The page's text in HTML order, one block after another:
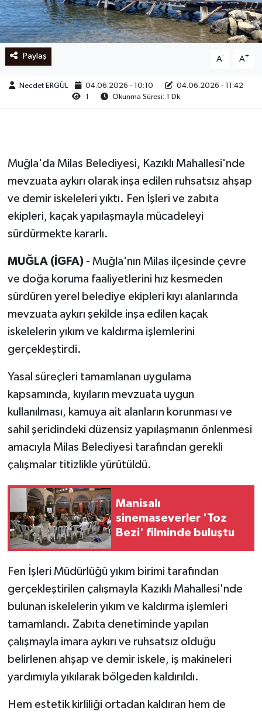
Paylaş A- A+
Necdet ERGÜL 04.06.2026 - 10:10
04.06.2026 - 11:42
1
Okunma Süresi: 1 Dk
Muğla'da Milas Belediyesi, Kazıklı Mahallesi'nde
mevzuata aykırı olarak inşa edilen ruhsatsız ahşap
ve demir iskeleleri yıktı. Fen İşleri ve zabıta
ekipleri, kaçak yapılaşmayla mücadeleyi
sürdürmekte kararlı.
MUĞLA (İGFA) - Muğla'nın Milas ilçesinde çevre
ve doğa koruma faaliyetlerini hız kesmeden
sürdüren yerel belediye ekipleri kıyı alanlarında
mevzuata aykırı şekilde inşa edilen kaçak
iskelelerin yıkım ve kaldırma işlemlerini
gerçekleştirdi.
Yasal süreçleri tamamlanan uygulama
kapsamında, kıyıların mevzuata uygun
kullanılması, kamuya ait alanların korunması ve
sahil şeridindeki düzensiz yapılaşmanın önlenmesi
amacıyla Milas Belediyesi tarafından gerekli
çalışmalar titizlikle yürütüldü.
Manisalı
sinemaseverler 'Toz
Bezi' filminde buluştu
Fen İşleri Müdürlüğü yıkım birimi tarafından
gerçekleştirilen çalışmayla Kazıklı Mahallesi'nde
bulunan iskelelerin yıkım ve kaldırma işlemleri
tamamlandı. Zabıta denetiminde yapılan
çalışmayla imara aykırı ve ruhsatsız olduğu
belirlenen ahşap ve demir iskele, iş makineleri
yardımıyla yıkılarak bölgeden kaldırıldı.
Hem estetik kirliliği ortadan kaldıran hem de
Ege
İzmir
İletişim
Künye